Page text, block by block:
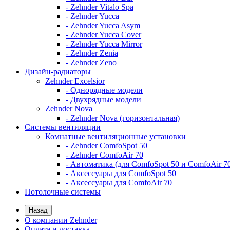
- Zehnder Vitalo Spa
- Zehnder Yucca
- Zehnder Yucca Asym
- Zehnder Yucca Cover
- Zehnder Yucca Mirror
- Zehnder Zenia
- Zehnder Zeno
Дизайн-радиаторы
Zehnder Excelsior
- Однорядные модели
- Двухрядные модели
Zehnder Nova
- Zehnder Nova (горизонтальная)
Системы вентиляции
Комнатные вентиляционные установки
- Zehnder ComfoSpot 50
- Zehnder ComfoAir 70
- Автоматика (для ComfoSpot 50 и ComfoAir
- Аксессуары для ComfoSpot 50
- Аксессуары для ComfoAir 70
Потолочные системы
Назад
О компании Zehnder